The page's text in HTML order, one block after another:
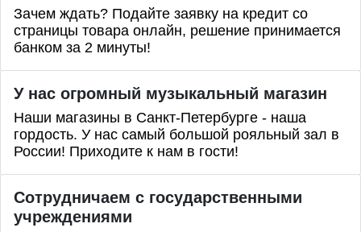
Зачем ждать? Подайте заявку на кредит со
страницы товара онлайн, решение принимается
банком за 2 минуты!
У нас огромный музыкальный магазин
Наши магазины в Санкт-Петербурге - наша
гордость. У нас самый большой рояльный зал в
России! Приходите к нам в гости!
Сотрудничаем с государственными
учреждениями